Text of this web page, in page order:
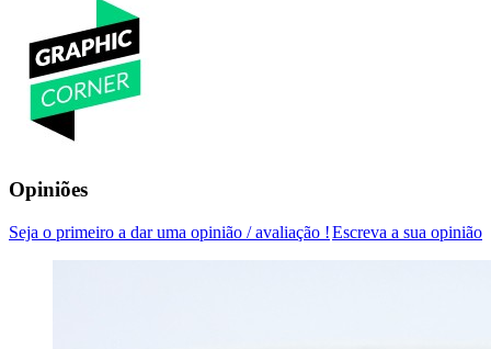
Opiniões
Escreva a sua opinião
Seja o primeiro a dar uma opinião / avaliação !